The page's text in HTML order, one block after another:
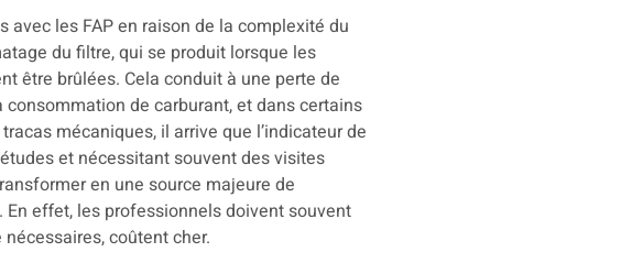
les FAP en raison de la complexité du
du filtre, qui se produit lorsque les
être brûlées. Cela conduit à une perte de
de carburant, et dans certains
mécaniques, il arrive que l’indicateur de
et nécessitant souvent des visites
en une source majeure de
effet, les professionnels doivent souvent
coûtent cher.